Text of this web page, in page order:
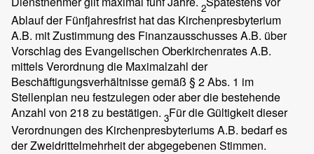
2
Ablauf der Fünfjahresfrist hat das Kirchenpresbyterium
A.B. mit Zustimmung des Finanzausschusses A.B. über
Vorschlag des Evangelischen Oberkirchenrates A.B.
mittels Verordnung die Maximalzahl der
Beschäftigungsverhältnisse gemäß § 2 Abs. 1 im
Stellenplan neu festzulegen oder aber die bestehende
Anzahl von 218 zu bestätigen. 3Für die Gültigkeit dieser
Verordnungen des Kirchenpresbyteriums A.B. bedarf es
der Zweidrittelmehrheit der abgegebenen Stimmen.